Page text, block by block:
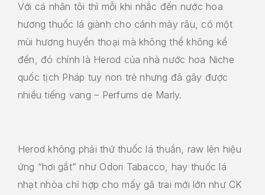
Với cá nhân tôi thì mỗi khi nhắc đến nước hoa
hương thuốc lá giành cho cánh mày râu, có một
mùi hương huyền thoại mà không thể không kể
đến, đó chính là Herod của nhà nước hoa Niche
quốc tịch Pháp tuy non trẻ nhưng đã gây được
nhiều tiếng vang – Perfums de Marly.
Herod không phải thứ thuốc lá thuần, raw lên hiệu
ứng “hơi gắt” như Odori Tabacco, hay thuốc lá
nhạt nhòa chỉ hợp cho mấy gã trai mới lớn như CK